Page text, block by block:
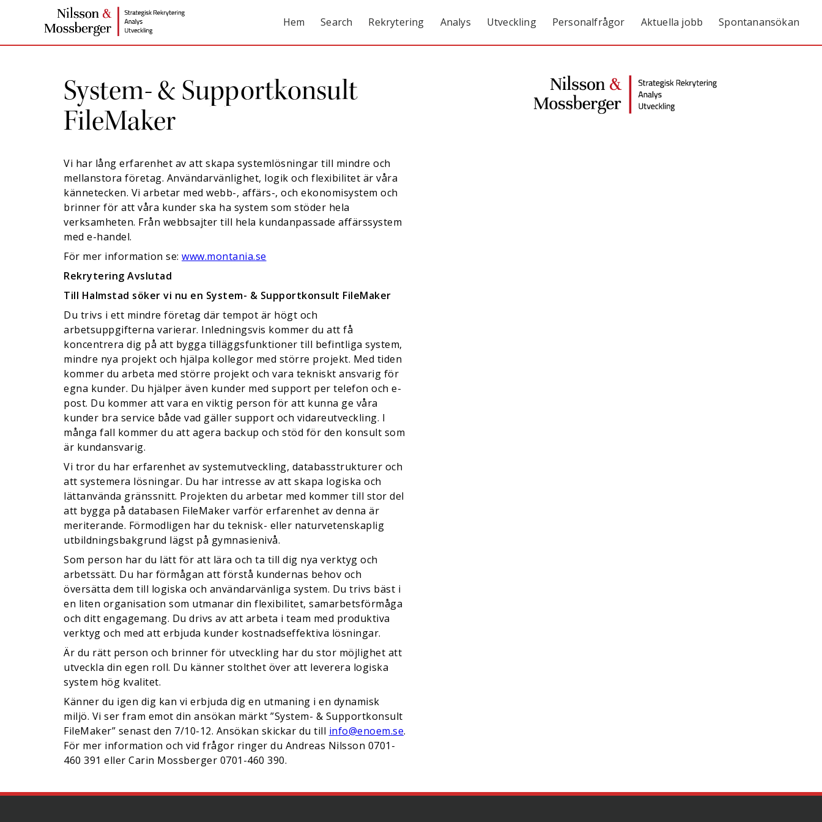
Hem Search Rekrytering Analys Utveckling Personalfrågor Aktuella jobb Spontanansökan
System- & Supportkonsult
FileMaker
Vi har lång erfarenhet av att skapa systemlösningar till mindre och
mellanstora företag. Användarvänlighet, logik och flexibilitet är våra
kännetecken. Vi arbetar med webb-, affärs-, och ekonomisystem och
brinner för att våra kunder ska ha system som stöder hela
verksamheten. Från webbsajter till hela kundanpassade affärssystem
med e-handel.
För mer information se: www.montania.se
Rekrytering Avslutad
Till Halmstad söker vi nu en System- & Supportkonsult FileMaker
Du trivs i ett mindre företag där tempot är högt och
arbetsuppgifterna varierar. Inledningsvis kommer du att få
koncentrera dig på att bygga tilläggsfunktioner till befintliga system,
mindre nya projekt och hjälpa kollegor med större projekt. Med tiden
kommer du arbeta med större projekt och vara tekniskt ansvarig för
egna kunder. Du hjälper även kunder med support per telefon och e-
post. Du kommer att vara en viktig person för att kunna ge våra
kunder bra service både vad gäller support och vidareutveckling. I
många fall kommer du att agera backup och stöd för den konsult som
är kundansvarig.
Vi tror du har erfarenhet av systemutveckling, databasstrukturer och
att systemera lösningar. Du har intresse av att skapa logiska och
lättanvända gränssnitt. Projekten du arbetar med kommer till stor del
att bygga på databasen FileMaker varför erfarenhet av denna är
meriterande. Förmodligen har du teknisk- eller naturvetenskaplig
utbildningsbakgrund lägst på gymnasienivå.
Som person har du lätt för att lära och ta till dig nya verktyg och
arbetssätt. Du har förmågan att förstå kundernas behov och
översätta dem till logiska och användarvänliga system. Du trivs bäst i
en liten organisation som utmanar din flexibilitet, samarbetsförmåga
och ditt engagemang. Du drivs av att arbeta i team med produktiva
verktyg och med att erbjuda kunder kostnadseffektiva lösningar.
Är du rätt person och brinner för utveckling har du stor möjlighet att
utveckla din egen roll. Du känner stolthet över att leverera logiska
system hög kvalitet.
Känner du igen dig kan vi erbjuda dig en utmaning i en dynamisk
miljö. Vi ser fram emot din ansökan märkt ”System- & Supportkonsult
FileMaker” senast den 7/10-12. Ansökan skickar du till info@enoem.se.
För mer information och vid frågor ringer du Andreas Nilsson 0701-
460 391 eller Carin Mossberger 0701-460 390.